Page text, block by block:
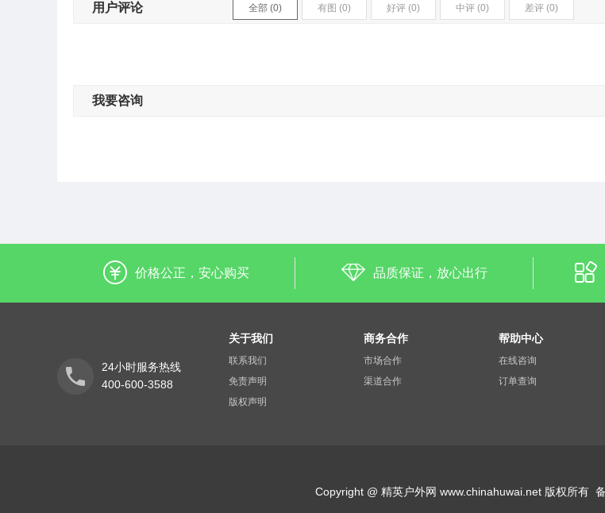
用户评论 全部 (0) 有图 (0) 好评 (0) 中评 (0) 差评 (0)
我要咨询
价格公正，安心购买 品质保证，放心出行
24小时服务热线
400-600-3588
关于我们
联系我们
免责声明
版权声明
商务合作
市场合作
渠道合作
帮助中心
在线咨询
订单查询
Copyright @ 精英户外网 www.chinahuwai.net 版权所有